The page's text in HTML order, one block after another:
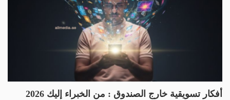
أفكار تسويقية خارج الصندوق : من الخبراء إليك 2026